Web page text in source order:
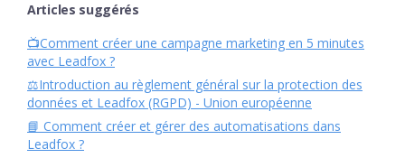
Articles suggérés
📺Comment créer une campagne marketing en 5 minutes
avec Leadfox ?
⚖️Introduction au règlement général sur la protection des
données et Leadfox (RGPD) - Union européenne
📘 Comment créer et gérer des automatisations dans
Leadfox ?